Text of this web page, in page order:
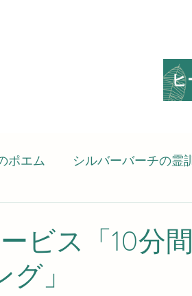
ヒ
ポエム シルバーバーチの霊
ーラーのSG8（Spiritgift8）です
ビス「10分
」